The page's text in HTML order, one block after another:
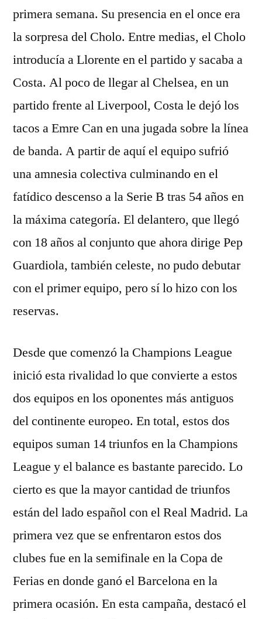
primera semana. Su presencia en el once era
la sorpresa del Cholo. Entre medias, el Cholo
introducía a Llorente en el partido y sacaba a
Costa. Al poco de llegar al Chelsea, en un
partido frente al Liverpool, Costa le dejó los
tacos a Emre Can en una jugada sobre la línea
de banda. A partir de aquí el equipo sufrió
una amnesia colectiva culminando en el
fatídico descenso a la Serie B tras 54 años en
la máxima categoría. El delantero, que llegó
con 18 años al conjunto que ahora dirige Pep
Guardiola, también celeste, no pudo debutar
con el primer equipo, pero sí lo hizo con los
reservas.
Desde que comenzó la Champions League
inició esta rivalidad lo que convierte a estos
dos equipos en los oponentes más antiguos
del continente europeo. En total, estos dos
equipos suman 14 triunfos en la Champions
League y el balance es bastante parecido. Lo
cierto es que la mayor cantidad de triunfos
están del lado español con el Real Madrid. La
primera vez que se enfrentaron estos dos
clubes fue en la semifinale en la Copa de
Ferias en donde ganó el Barcelona en la
primera ocasión. En esta campaña, destacó el